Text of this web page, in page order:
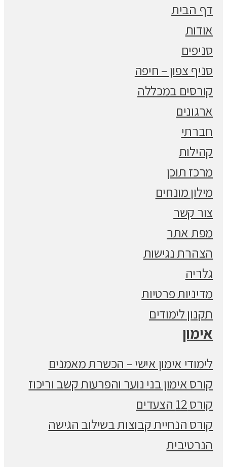
דף הבית
אודות
סניפים
סניף צפון – חיפה
קורסים במכללה
ארגונים
חברתי
קהילות
מרכז תוכן
מילון מונחים
צור קשר
מפת אתר
הצהרת נגישות
גלריה
מדיניות פרטיות
תקנון לימודים
אימון
לימודי אימון אישי – הכשרת מאמנים
קורס אימון בני נוער והפרעות קשב וריכוז
קורס 12 הצעדים
קורס הנחיית קבוצות בשילוב הגישה
הנרטיבית